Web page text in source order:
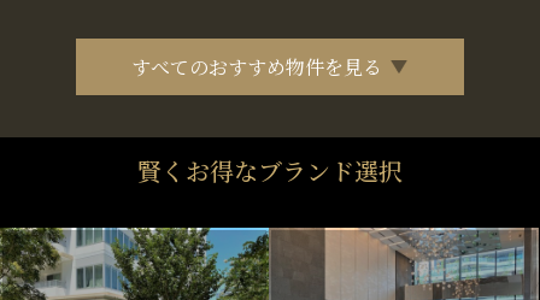
すべてのおすすめ物件を見る
賢くお得なブランド選択